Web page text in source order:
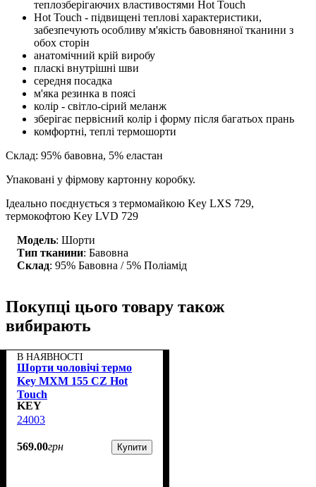
теплозберігаючих властивостями Hot Touch
Hot Touch - підвищені теплові характеристики,
забезпечують особливу м'якість бавовняної тканини з
обох сторін
анатомічний крій виробу
пласкі внутрішні шви
середня посадка
м'яка резинка в поясі
колір - світло-сірий меланж
зберігає первісний колір і форму після багатьох прань
комфортні, теплі термошорти
Склад: 95% бавовна, 5% еластан
Упаковані у фірмову картонну коробку.
Ідеально поєднується з термомайкою Key LXS 729,
термокофтою Key LVD 729
Модель: Шорти
Тип тканини: Бавовна
Склад: 95% Бавовна / 5% Поліамід
Покупці цього товару також
вибирають
В НАЯВНОСТІ
Шорти чоловічі термо
Key MXM 155 CZ Hot
Touch
KEY
24003
569.00грн Купити